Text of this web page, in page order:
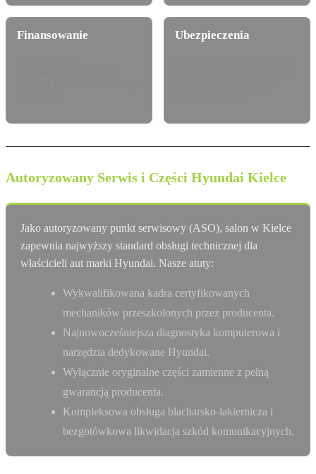
Finansowanie Ubezpieczenia
Autoryzowany Serwis i Części Hyundai Kielce
Jako autoryzowany punkt serwisowy (ASO), salon w Kielce
zapewnia najwyższy standard obsługi technicznej dla
właścicieli aut marki Hyundai. Nasze atuty:
Wykwalifikowana kadra certyfikowanych
mechaników przeszkolonych przez producenta.
Najnowocześniejsza diagnostyka komputerowa i
narzędzia dedykowane Hyundai.
Wyłącznie oryginalne części zamienne z pełną
gwarancją producenta.
Kompleksowa obsługa blacharsko-lakiernicza i
bezgotówkowa likwidacja szkód komunikacyjnych.